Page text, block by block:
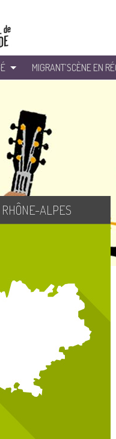
MIGRANT’SCÈNE EN
ALPES